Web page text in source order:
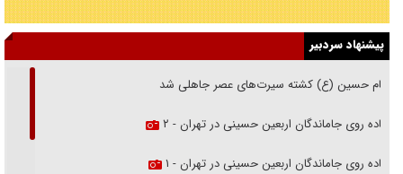
پیشنهاد سردبیر
امام حسین (ع) کشته سیرت‌های عصر جاهلی شد
پیاده روی جاماندگان اربعین حسینی در تهران - ۲
پیاده روی جاماندگان اربعین حسینی در تهران - ۱